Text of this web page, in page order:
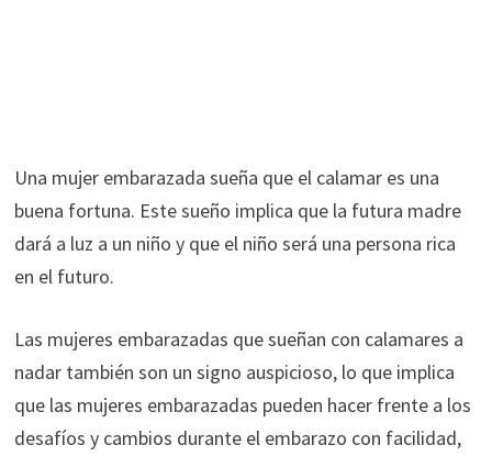
Una mujer embarazada sueña que el calamar es una
buena fortuna. Este sueño implica que la futura madre
dará a luz a un niño y que el niño será una persona rica
en el futuro.
Las mujeres embarazadas que sueñan con calamares a
nadar también son un signo auspicioso, lo que implica
que las mujeres embarazadas pueden hacer frente a los
desafíos y cambios durante el embarazo con facilidad,